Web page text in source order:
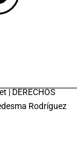
| DERECHOS
Rodríguez